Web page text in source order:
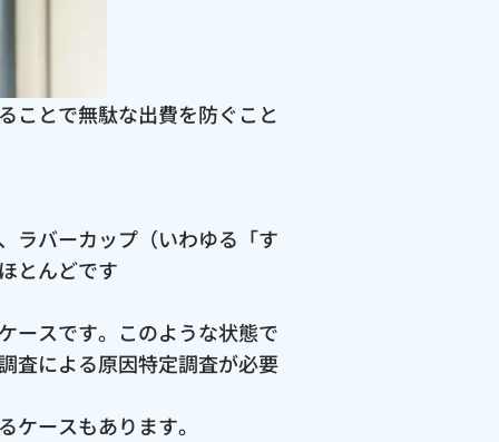
ことで無駄な出費を防ぐこと
ラバーカップ（いわゆる「す
とんどです
ースです。このような状態で
査による原因特定調査が必要
ースもあります。